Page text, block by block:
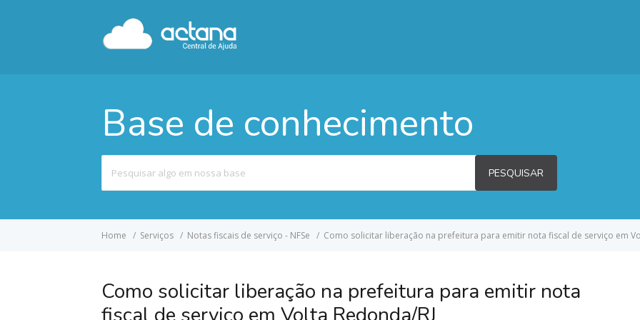
Base de conhecimento
por
PESQUISAR
Home Serviços Notas fiscais de serviço - NFSe Como solicitar liberação na prefeitura para emitir nota fiscal de serviço em
Como solicitar liberação na prefeitura para emitir nota